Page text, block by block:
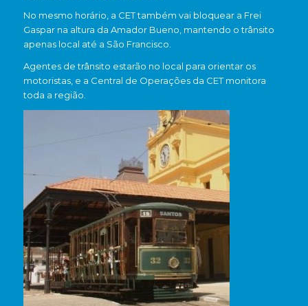
No mesmo horário, a CET também vai bloquear a Frei
Gaspar na altura da Amador Bueno, mantendo o trânsito
apenas local até a São Francisco.
Agentes de trânsito estarão no local para orientar os
motoristas, e a Central de Operações da CET monitora
toda a região.